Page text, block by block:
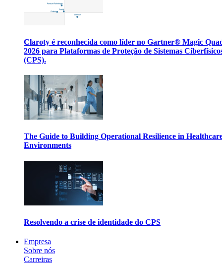
Claroty é reconhecida como líder no Gartner® Magic
2026 para Plataformas de Proteção de Sistemas
(CPS).
The Guide to Building Operational Resilience in
Environments
Resolvendo a crise de identidade do CPS
Empresa
Sobre nós
Carreiras